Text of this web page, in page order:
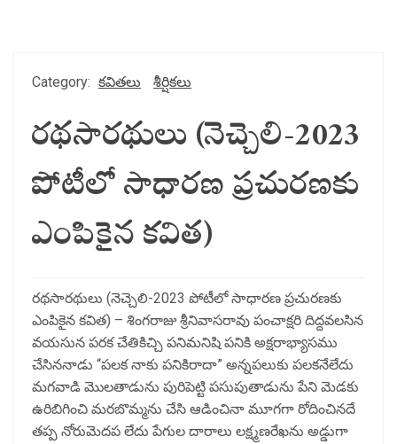
Category: కవితలు శీర్షికలు
రథసారథులు (నెచ్చెలి-2023
పోటీలో సాధారణ ప్రచురణకు
ఎంపికైన కవిత)
రథసారథులు (నెచ్చెలి-2023 పోటీలో సాధారణ ప్రచురణకు
ఎంపికైన కవిత) – శింగరాజు శ్రీనివాసరావు పంచాక్షరి దిద్దవలసిన
వయసున పరక చేతికిచ్చి పనిమనిషి పనికి అక్షరాభ్యాసము
చేసిననాడు “పలక నాకు పనికిరాదా” అన్నపలుకు పలకనేలేదు
మగవాడి మొలతాడును పురిపెట్టి పసుపుతాడును పేని మెడకు
ఉరిబిగించి మరబొమ్మను చేసి ఆడించినా మూగగా రోదించినదే
తప్ప నోరుమెదప లేదు పేగుల దారాలు లక్ష్మణరేఖను అడ్డుగా